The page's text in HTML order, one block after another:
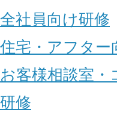
全社員向け研修
住宅・アフター
お客様相談室・
研修